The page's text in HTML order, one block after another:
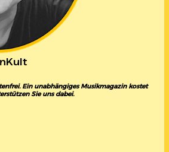
Ein unabhängiges Musikmagazin kostet
Sie uns dabei.